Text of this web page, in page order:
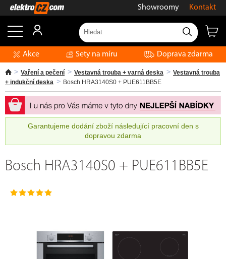
Showroomy Kontakt
Akce Sety na míru Doprava zdarma
Vaření a pečení Vestavná trouba + varná deska
Vestavná trouba
+ indukční deska
Bosch HRA3140S0 + PUE611BB5E
Garantujeme dodání zboží následující pracovní den s
dopravou zdarma
Bosch HRA3140S0 + PUE611BB5E